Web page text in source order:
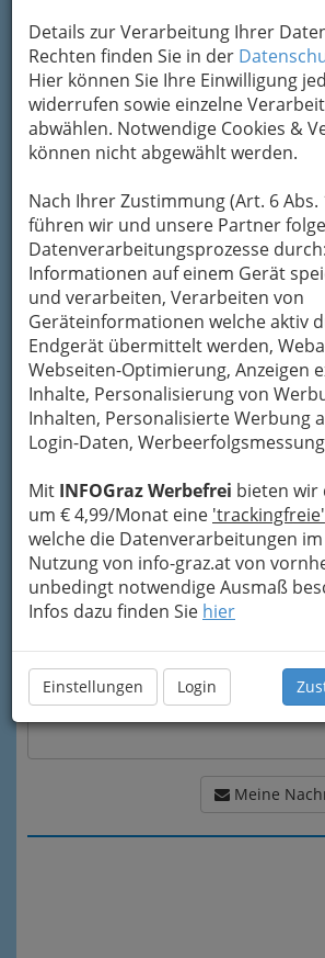
Details zur Verarbeitung Ihrer
Rechten finden Sie in der
Hier können Sie Ihre Einwilligung
widerrufen sowie einzelne
abwählen. Notwendige Cookies &
können nicht abgewählt werden.
Nach Ihrer Zustimmung (Art. 6 Abs.
führen wir und unsere Partner
Datenverarbeitungsprozesse durch:
Informationen auf einem Gerät
und verarbeiten, Verarbeiten von
Geräteinformationen welche aktiv
Endgerät übermittelt werden,
Webseiten-Optimierung, Anzeigen
Inhalte, Personalisierung von
Inhalten, Personalisierte Werbung
Login-Daten, Werbeerfolgsmessung
Mit INFOGraz Werbefrei bieten wir
um € 4,99/Monat eine 'trackingfreie'
welche die Datenverarbeitungen
Nutzung von info-graz.at von
unbedingt notwendige Ausmaß
Infos dazu finden Sie hier
Einstellungen Login
Kontaktaufnahme
Um die Info-Graz Firmenvor
bewahren , verwenden wir an
Übermittlung Ihrer Nachricht
Absenden umgehend per
Unternehmen Pension Alt-
Wolfgang Sedlar weitergeleitet.
Mein Name
Meine Email Adresse
Mein Betreff
Meine Nachricht
Meine